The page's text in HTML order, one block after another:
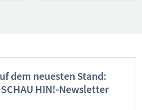
dem neuesten Stand:
HIN!-Newsletter